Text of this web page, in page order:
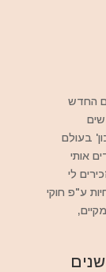
החדש
בעולם
אותי
לי
ע"פ חוקי
״יצאתי מעולם הדת אחרי 13 שנים